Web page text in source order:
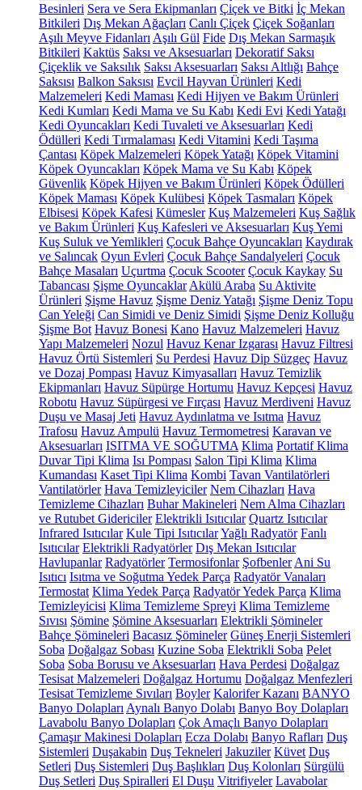
Besinleri Sera ve Sera Ekipmanları Çiçek ve Bitki İç Mekan
Bitkileri Dış Mekan Ağaçları Canlı Çiçek Çiçek Soğanları
Aşılı Meyve Fidanları Aşılı Gül Fide Dış Mekan Sarmaşık
Bitkileri Kaktüs Saksı ve Aksesuarları Dekoratif Saksı
Çiçeklik ve Saksılık Saksı Aksesuarları Saksı Altlığı Bahçe
Saksısı Balkon Saksısı Evcil Hayvan Ürünleri Kedi
Malzemeleri Kedi Maması Kedi Hijyen ve Bakım Ürünleri
Kedi Kumları Kedi Mama ve Su Kabı Kedi Evi Kedi Yatağı
Kedi Oyuncakları Kedi Tuvaleti ve Aksesuarları Kedi
Ödülleri Kedi Tırmalaması Kedi Vitamini Kedi Taşıma
Çantası Köpek Malzemeleri Köpek Yatağı Köpek Vitamini
Köpek Oyuncakları Köpek Mama ve Su Kabı Köpek
Güvenlik Köpek Hijyen ve Bakım Ürünleri Köpek Ödülleri
Köpek Maması Köpek Kulübesi Köpek Tasmaları Köpek
Elbisesi Köpek Kafesi Kümesler Kuş Malzemeleri Kuş Sağlık
ve Bakım Ürünleri Kuş Kafesleri ve Aksesuarları Kuş Yemi
Kuş Suluk ve Yemlikleri Çocuk Bahçe Oyuncakları Kaydırak
ve Salıncak Oyun Evleri Çocuk Bahçe Sandalyeleri Çocuk
Bahçe Masaları Uçurtma Çocuk Scooter Çocuk Kaykay Su
Tabancası Şişme Oyuncaklar Akülü Araba Su Aktivite
Ürünleri Şişme Havuz Şişme Deniz Yatağı Şişme Deniz Topu
Can Yeleği Can Simidi ve Deniz Simidi Şişme Deniz Kolluğu
Şişme Bot Havuz Bonesi Kano Havuz Malzemeleri Havuz
Yapı Malzemeleri Nozul Havuz Kenar Izgarası Havuz Filtresi
Havuz Örtü Sistemleri Su Perdesi Havuz Dip Süzgeç Havuz
ve Dozaj Pompası Havuz Kimyasalları Havuz Temizlik
Ekipmanları Havuz Süpürge Hortumu Havuz Kepçesi Havuz
Robotu Havuz Süpürgesi ve Fırçası Havuz Merdiveni Havuz
Duşu ve Masaj Jeti Havuz Aydınlatma ve Isıtma Havuz
Trafosu Havuz Ampulü Havuz Termometresi Karavan ve
Aksesuarları ISITMA VE SOĞUTMA Klima Portatif Klima
Duvar Tipi Klima Isı Pompası Salon Tipi Klima Klima
Kumandası Kaset Tipi Klima Kombi Tavan Vantilatörleri
Vantilatörler Hava Temizleyiciler Nem Cihazları Hava
Temizleme Cihazları Buhar Makineleri Nem Alma Cihazları
ve Rutubet Gidericiler Elektrikli Isıtıcılar Quartz Isıtıcılar
Infrared Isıtıcılar Kule Tipi IsıtıcılarYağlı Radyatör Fanlı
Isıtıcılar Elektrikli Radyatörler Dış Mekan Isıtıcılar
Havlupanlar Radyatörler Termosifonlar Şofbenler Ani Su
Isıtıcı Isıtma ve Soğutma Yedek Parça Radyatör Vanaları
Termostat Klima Yedek Parça Radyatör Yedek Parça Klima
Temizleyicisi Klima Temizleme Spreyi Klima Temizleme
Sıvısı Şömine Şömine Aksesuarları Elektrikli Şömineler
Bahçe Şömineleri Bacasız Şömineler Güneş Enerji Sistemleri
Soba Doğalgaz Sobası Kuzine Soba Elektrikli Soba Pelet
Soba Soba Borusu ve Aksesuarları Hava Perdesi Doğalgaz
Tesisat Malzemeleri Doğalgaz Hortumu Doğalgaz Menfezleri
Tesisat Temizleme Sıvıları Boyler Kalorifer Kazanı BANYO
Banyo Dolapları Aynalı Banyo Dolabı Banyo Boy Dolapları
Lavabolu Banyo Dolapları Çok Amaçlı Banyo Dolapları
Çamaşır Makinesi Dolapları Ecza Dolabı Banyo Rafları Duş
Sistemleri Duşakabin Duş Tekneleri Jakuziler Küvet Duş
Setleri Duş Sistemleri Duş Başlıkları Duş Kolonları Sürgülü
Duş Setleri Duş Spiralleri El Duşu Vitrifiyeler Lavabolar